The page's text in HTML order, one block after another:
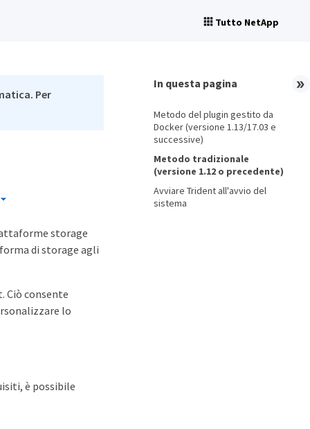
Tutto NetApp
Per
storage
di storage agli
Ciò consente
lo
è possibile
In questa pagina
Metodo del plugin gestito da
Docker (versione 1.13/17.03 e
successive)
Metodo tradizionale
(versione 1.12 o precedente)
Avviare Trident all'avvio del
sistema